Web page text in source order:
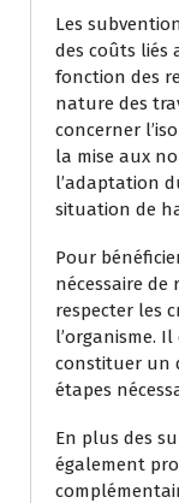
Les
des coûts liés
fonction des
nature des
concerner
la mise aux
l’adaptation
situation de
Pour
nécessaire
respecter les
l’organisme.
constituer un
étapes
En plus des
également